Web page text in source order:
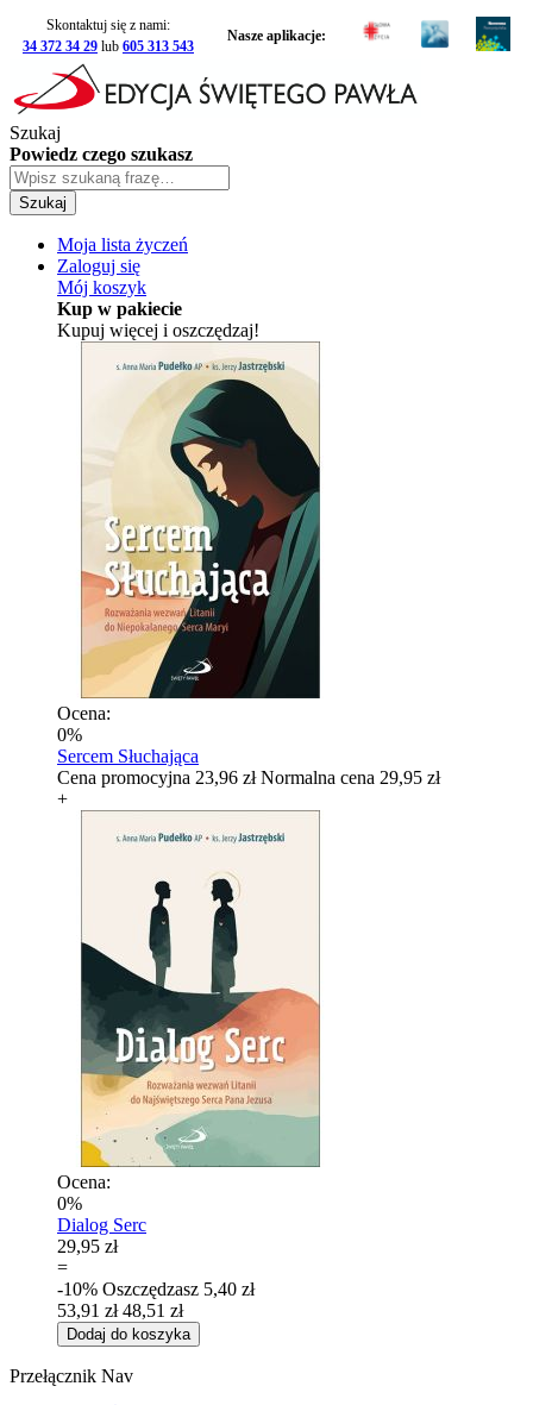
Skontaktuj się z nami:
34 372 34 29 lub 605 313 543
Nasze aplikacje:
Szukaj
Powiedz czego szukasz
Szukaj
Moja lista życzeń
Zaloguj się
Mój koszyk
Kup w pakiecie
Kupuj więcej i oszczędzaj!
Ocena:
0%
Sercem Słuchająca
Cena promocyjna 23,96 zł Normalna cena 29,95 zł
+
Ocena:
0%
Dialog Serc
29,95 zł
=
-10% Oszczędzasz 5,40 zł
53,91 zł 48,51 zł
Dodaj do koszyka
Przełącznik Nav